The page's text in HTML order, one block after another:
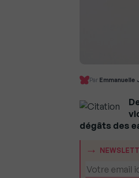
Par Emmanuelle
dégâts des